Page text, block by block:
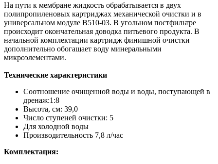
На пути к мембране жидкость обрабатывается в двух
полипропиленовых картриджах механической очистки и в
универсальном модуле В510-03. В угольном постфильтре
происходит окончательная доводка питьевого продукта. В
начальной комплектации картридж финишной очистки
дополнительно обогащает воду минеральными
микроэлементами.
Технические характеристики
Соотношение очищенной воды и воды, поступающей в
дренаж:1:8
Высота, см: 39,0
Число ступеней очистки: 5
Для холодной воды
Производительность 7,8 л/час
Комплектация: